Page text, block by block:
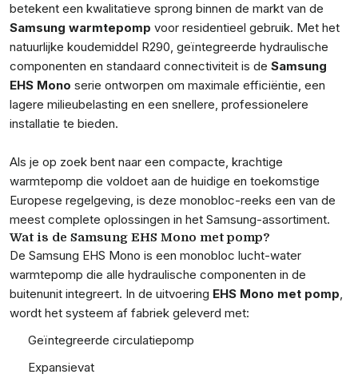
betekent een kwalitatieve sprong binnen de markt van de
Samsung warmtepomp voor residentieel gebruik. Met het
natuurlijke koudemiddel R290, geïntegreerde hydraulische
componenten en standaard connectiviteit is de Samsung
EHS Mono serie ontworpen om maximale efficiëntie, een
lagere milieubelasting en een snellere, professionelere
installatie te bieden.
Als je op zoek bent naar een compacte, krachtige
warmtepomp die voldoet aan de huidige en toekomstige
Europese regelgeving, is deze monobloc-reeks een van de
meest complete oplossingen in het Samsung-assortiment.
Wat is de Samsung EHS Mono met pomp?
De Samsung EHS Mono is een monobloc lucht-water
warmtepomp die alle hydraulische componenten in de
buitenunit integreert. In de uitvoering EHS Mono met pomp,
wordt het systeem af fabriek geleverd met:
Geïntegreerde circulatiepomp
Expansievat